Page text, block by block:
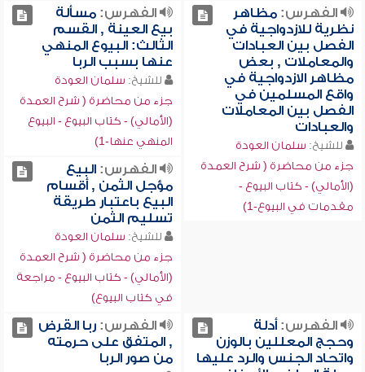
الفهرس:مظاهر
نظرية للازدواجية في
الفصل بين العبادات
والمعاملات , بعض
مظاهر الازدواجية في
واقع المسلمين في
الفصل بين المعاملات
والعبادات
للشيخ: سلمان العودة
جزء من محاضرة ( شرح العمدة
(الأمالي) - كتاب البيوع -
مقدمات في البيوع-1)
الفهرس:مسألة
بيع العينة , القسم
الثالث: البيوع المنهي
عنها بسبب الربا
للشيخ: سلمان العودة
جزء من محاضرة ( شرح العمدة
(الأمالي) - كتاب البيوع - البيوع
المنهي عنها-1)
الفهرس:البيع
مؤجل الثمن , أقسام
البيع باعتبار طريقة
تسليم الثمن
للشيخ: سلمان العودة
جزء من محاضرة ( شرح العمدة
(الأمالي) - كتاب البيوع - مراجعة
في كتاب البيوع)
الفهرس:أدلة
وحجج المعللين بالوزن
واتحاد الجنس والرد عليها
الفهرس:ربا القرض
, المتفق على حرمته
من صور الربا